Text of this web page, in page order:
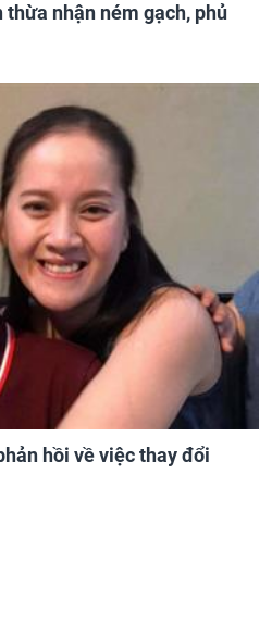
thừa nhận ném gạch, phủ
hồi về việc thay đổi